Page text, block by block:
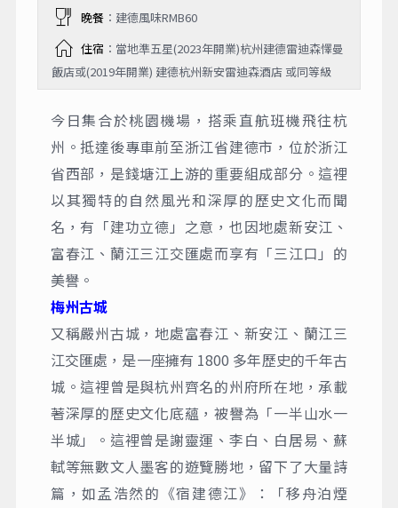
晚餐：建德風味RMB60
住宿 ：當地準五星(2023年開業)杭州建德雷迪森懌曼
飯店或(2019年開業) 建德杭州新安雷迪森酒店 或同等級
今日集合於桃園機場，搭乘直航班機飛往杭
州。抵達後專車前至浙江省建德市，位於浙江
省西部，是錢塘江上游的重要組成部分。這裡
以其獨特的自然風光和深厚的歷史文化而聞
名，有「建功立德」之意，也因地處新安江、
富春江、蘭江三江交匯處而享有「三江口」的
美譽。
梅州古城
又稱嚴州古城，地處富春江、新安江、蘭江三
江交匯處，是一座擁有 1800 多年歷史的千年古
城。這裡曾是與杭州齊名的州府所在地，承載
著深厚的歷史文化底蘊，被譽為「一半山水一
半城」。這裡曾是謝靈運、李白、白居易、蘇
軾等無數文人墨客的遊覽勝地，留下了大量詩
篇，如孟浩然的《宿建德江》：「移舟泊煙